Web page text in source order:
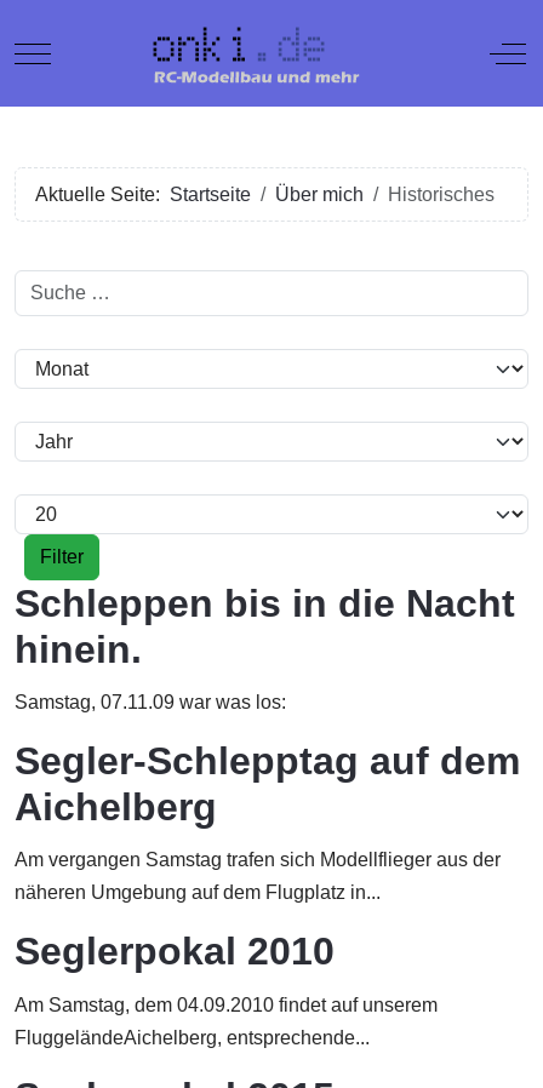
Mobile Menu Toggle Off-
Aktuelle Seite: Startseite Über mich Historisches
Suchen
Filter
Schleppen bis in die Nacht
hinein.
Samstag, 07.11.09 war was los:
Segler-Schlepptag auf dem
Aichelberg
Am vergangen Samstag trafen sich Modellflieger aus der
näheren Umgebung auf dem Flugplatz in...
Seglerpokal 2010
Am Samstag, dem 04.09.2010 findet auf unserem
FluggeländeAichelberg, entsprechende...